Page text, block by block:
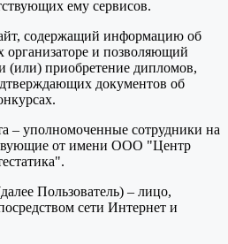
ему сервисов.
содержащий информацию об
организаторе и позволяющий
(или) приобретение дипломов,
документов об
– уполномоченные сотрудники на
от имени ООО "Центр
Пользователь) – лицо,
сети Интернет и